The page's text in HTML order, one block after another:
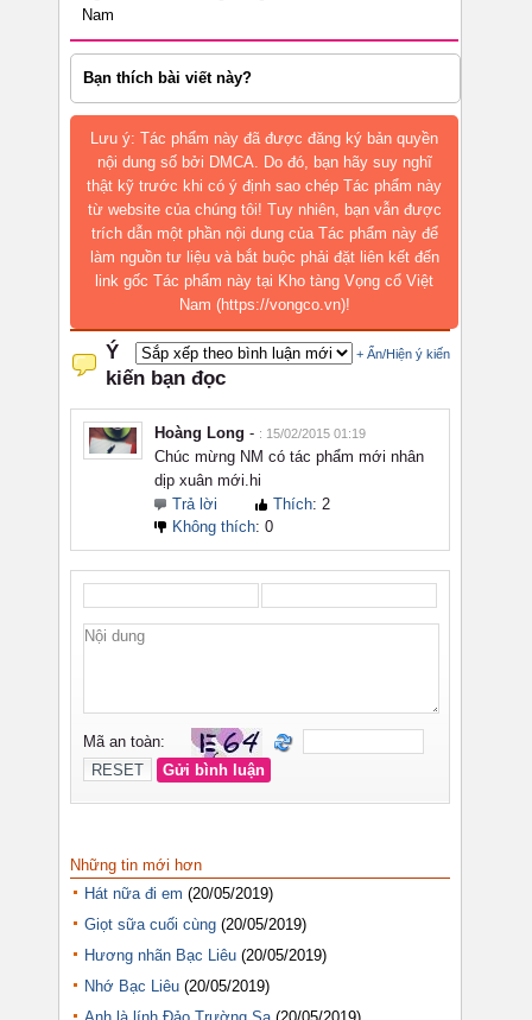
Nam
Bạn thích bài viết này?
Lưu ý: Tác phẩm này đã được đăng ký bản quyền
nội dung số bởi DMCA. Do đó, bạn hãy suy nghĩ
thật kỹ trước khi có ý định sao chép Tác phẩm này
từ website của chúng tôi! Tuy nhiên, bạn vẫn được
trích dẫn một phần nội dung của Tác phẩm này để
làm nguồn tư liệu và bắt buộc phải đặt liên kết đến
link gốc Tác phẩm này tại Kho tàng Vọng cổ Việt
Nam (https://vongco.vn)!
Những tin mới hơn
Hát nữa đi em (20/05/2019)
Giọt sữa cuối cùng (20/05/2019)
Hương nhãn Bạc Liêu (20/05/2019)
Nhớ Bạc Liêu (20/05/2019)